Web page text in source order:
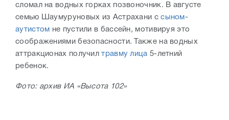
сломал на водных горках позвоночник. В августе
семью Шаумуруновых из Астрахани ссыном-
аутистом не пустили в бассейн, мотивируя это
соображениями безопасности. Также на водных
аттракционах получилтравму лица 5-летний
ребенок.
Фото: архив ИА «Высота 102»